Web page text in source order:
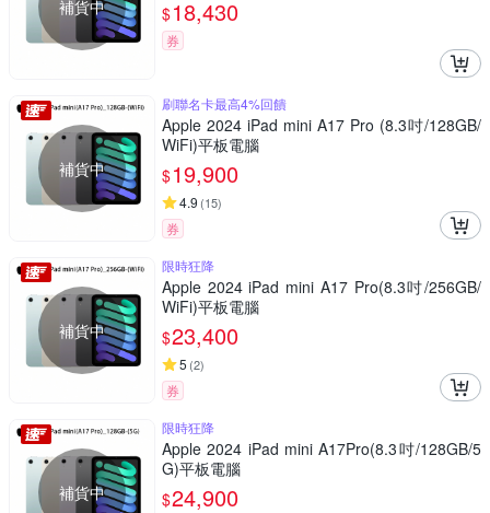
補貨中 $18,430
券
補貨中
刷聯名卡最高4%回饋
Apple 2024 iPad mini A17 Pro (8.3吋/128GB/
WiFi)平板電腦
$19,900
4.9 (15)
券
補貨中
限時狂降
Apple 2024 iPad mini A17 Pro(8.3吋/256GB/
WiFi)平板電腦
$23,400
5 (2)
券
補貨中
限時狂降
Apple 2024 iPad mini A17Pro(8.3吋/128GB/5
G)平板電腦
$24,900